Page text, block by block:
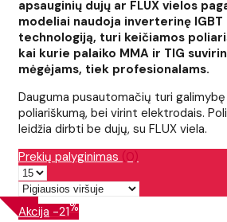
apsauginių dujų ar FLUX vielos
modeliai naudoja inverterinę IGBT
technologiją, turi keičiamos
kai kurie palaiko MMA ir TIG
mėgėjams, tiek profesionalams.
Dauguma pusautomačių turi
poliariškumą, bei virint elektrodais.
leidžia dirbti be dujų, su FLUX viela.
Prekių palyginimas (0)
Akcija -21%